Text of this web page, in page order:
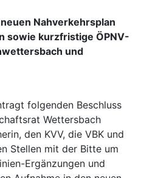
Nahverkehrsplan
sowie kurzfristige ÖPNV-
und
folgenden Beschluss
Wettersbach
den KVV, die VBK und
Stellen mit der Bitte um
Ergänzungen und